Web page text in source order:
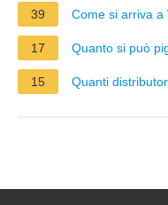
39 Come si arriva a
17 Quanto si può
15 Quanti